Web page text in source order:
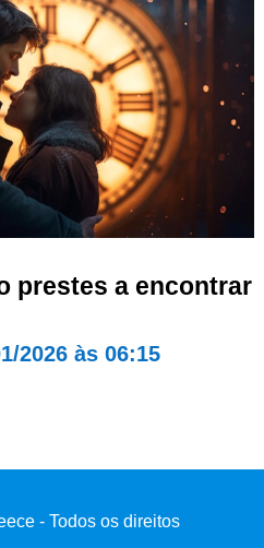
prestes a encontrar
2026 às 06:15
- Todos os direitos